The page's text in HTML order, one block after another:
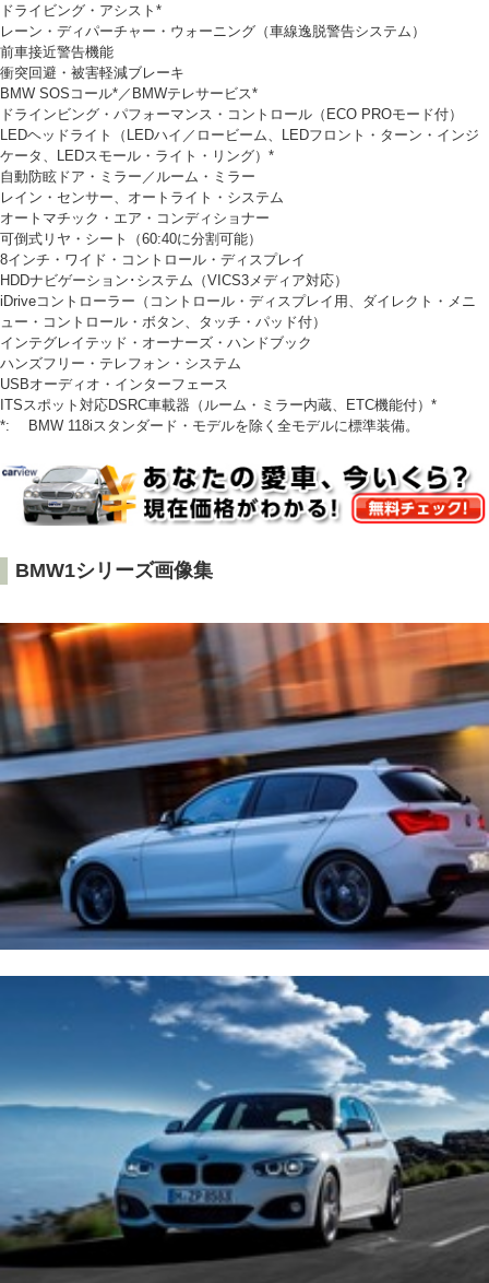
ドライビング・アシスト*
レーン・ディパーチャー・ウォーニング（車線逸脱警告システム）
前車接近警告機能
衝突回避・被害軽減ブレーキ
BMW SOSコール*／BMWテレサービス*
ドラインビング・パフォーマンス・コントロール（ECO PROモード付）
LEDヘッドライト（LEDハイ／ロービーム、LEDフロント・ターン・インジ
ケータ、LEDスモール・ライト・リング）*
自動防眩ドア・ミラー／ルーム・ミラー
レイン・センサー、オートライト・システム
オートマチック・エア・コンディショナー
可倒式リヤ・シート（60:40に分割可能）
8インチ・ワイド・コントロール・ディスプレイ
HDDナビゲーション･システム（VICS3メディア対応）
iDriveコントローラー（コントロール・ディスプレイ用、ダイレクト・メニ
ュー・コントロール・ボタン、タッチ・パッド付）
インテグレイテッド・オーナーズ・ハンドブック
ハンズフリー・テレフォン・システム
USBオーディオ・インターフェース
ITSスポット対応DSRC車載器（ルーム・ミラー内蔵、ETC機能付）*
*: BMW 118iスタンダード・モデルを除く全モデルに標準装備。
BMW1シリーズ画像集